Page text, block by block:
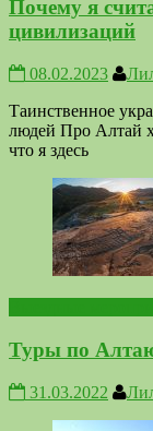
Почему я
цивилизаций
08.02.2023
Таинственное
людей Про Алтай
что я здесь
Туры по
31.03.2022